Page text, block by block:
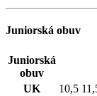
Juniorská obuv
Juniorská
obuv
UK
10,5